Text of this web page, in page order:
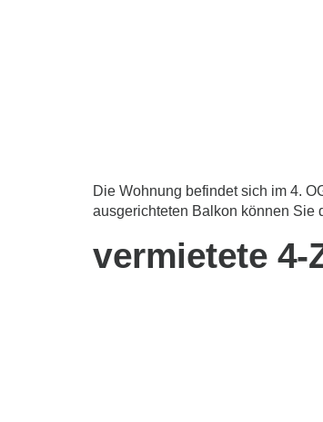
Die Wohnung befindet sich im 4.
ausgerichteten Balkon können Sie
vermietete